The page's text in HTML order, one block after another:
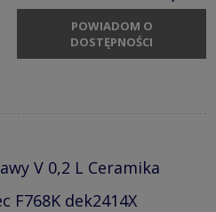
POWIADOM O
DOSTĘPNOŚCI
V 0,2 L Ceramika
F768K dek2414X